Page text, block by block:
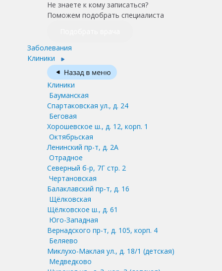
Не знаете к кому записаться?
Поможем подобрать специалиста
Заболевания
Клиники
Клиники
Бауманская
Спартаковская ул., д. 24
Беговая
Хорошевское ш., д. 12, корп. 1
Октябрьская
Ленинский пр-т, д. 2А
Отрадное
Северный б-р, 7Г стр. 2
Чертановская
Балаклавский пр-т, д. 16
Щёлковская
Щёлковское ш., д. 61
Юго-Западная
Вернадского пр-т, д. 105, корп. 4
Беляево
Миклухо-Маклая ул., д. 18/1 (детская)
Медведково